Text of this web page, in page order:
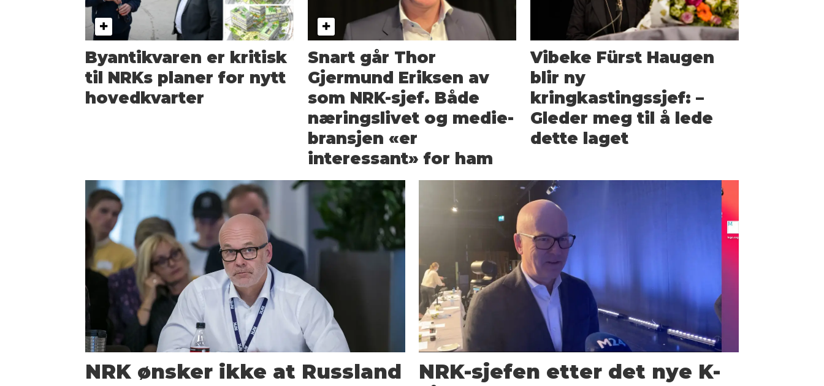
Byantikvaren er kritisk
til NRKs planer for nytt
hovedkvarter
Snart går Thor
Gjermund Eriksen av
som NRK-sjef. Både
nærings­livet og medie­
bransjen «er
interessant» for ham
Vibeke Fürst Haugen
blir ny
kringkastingssjef: –
Gleder meg til å lede
dette laget
NRK ønsker ikke at Russland
NRK-sjefen etter det nye K-